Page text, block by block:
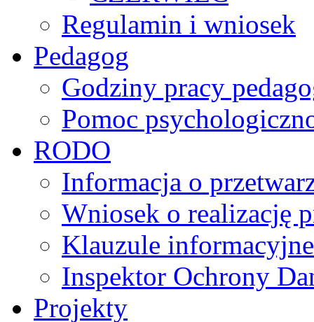
Regulamin i wniosek
Pedagog
Godziny pracy
Pomoc
RODO
Informacja o
Wniosek o realizację
Klauzule informacyjne
Inspektor Ochrony
Projekty